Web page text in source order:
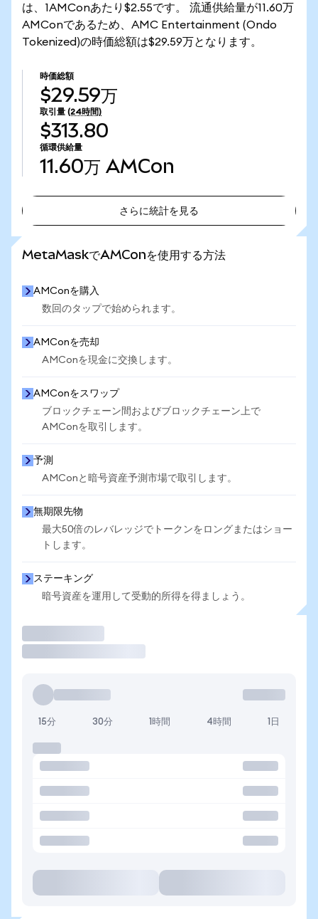
は、1AMConあたり$2.55です。 流通供給量が11.60万
AMConであるため、AMC Entertainment (Ondo
Tokenized)の時価総額は$29.59万となります。
時価総額
$29.59万
取引量 (24時間)
$313.80
循環供給量
11.60万 AMCon
さらに統計を見る
MetaMaskでAMConを使用する方法
AMConを購入
数回のタップで始められます。
AMConを売却
AMConを現金に交換します。
AMConをスワップ
ブロックチェーン間およびブロックチェーン上で
AMConを取引します。
予測
AMConと暗号資産予測市場で取引します。
無期限先物
最大50倍のレバレッジでトークンをロングまたはショー
トします。
ステーキング
暗号資産を運用して受動的所得を得ましょう。
15分 30分 1時間 4時間 1日